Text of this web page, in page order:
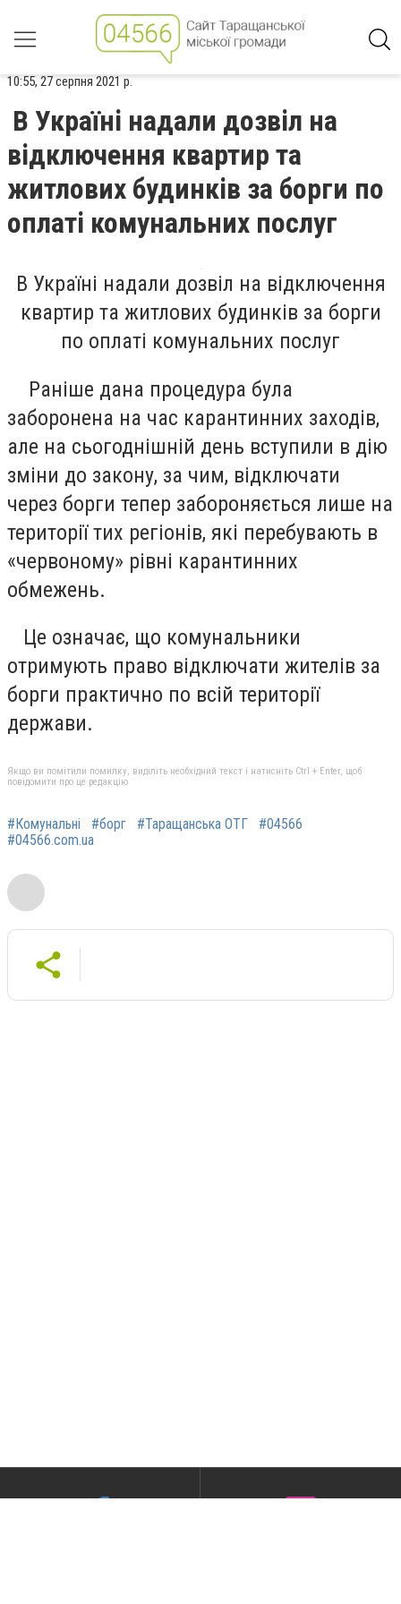
10:55, 27 серпня 2021 р.
В Україні надали дозвіл на
відключення квартир та
житлових будинків за борги по
оплаті комунальних послуг
В Україні надали дозвіл на відключення
квартир та житлових будинків за борги
по оплаті комунальних послуг
Раніше дана процедура була
заборонена на час карантинних заходів,
але на сьогоднішній день вступили в дію
зміни до закону, за чим, відключати
через борги тепер забороняється лише на
території тих регіонів, які перебувають в
«червоному» рівні карантинних
обмежень.
Це означає, що комунальники
отримують право відключати жителів за
борги практично по всій території
держави.
Якщо ви помітили помилку, виділіть необхідний текст і натисніть Ctrl + Enter, щоб
повідомити про це редакцію
#Комунальні #борг #Таращанська ОТГ
#04566
#04566.com.ua